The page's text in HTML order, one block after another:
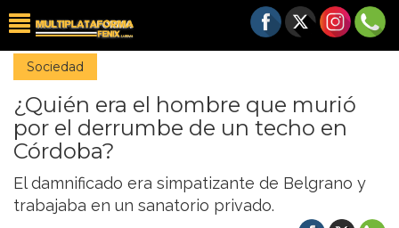
Sociedad
¿Quién era el hombre que murió
por el derrumbe de un techo en
Córdoba?
El damnificado era simpatizante de Belgrano y
trabajaba en un sanatorio privado.